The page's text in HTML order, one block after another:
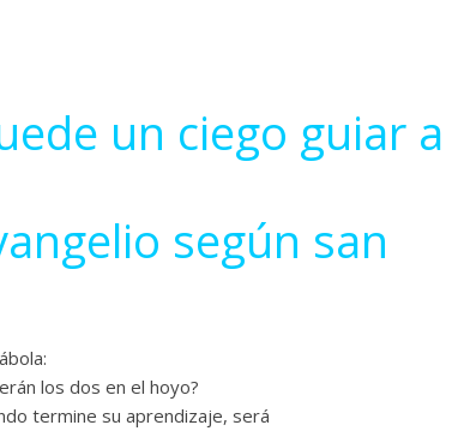
un ciego guiar a
según san
los dos en el hoyo?
termine su aprendizaje, será